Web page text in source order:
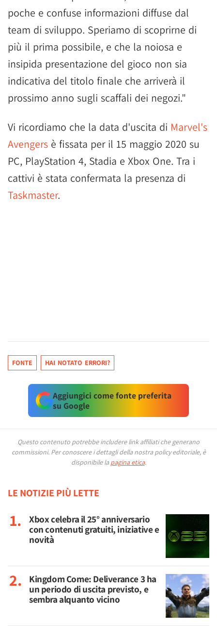
poche e confuse informazioni diffuse dal
team di sviluppo. Speriamo di scoprirne di
più il prima possibile, e che la noiosa e
insipida presentazione del gioco non sia
indicativa del titolo finale che arriverà il
prossimo anno sugli scaffali dei negozi."
Vi ricordiamo che la data d'uscita di Marvel's
Avengers è fissata per il 15 maggio 2020 su
PC, PlayStation 4, Stadia e Xbox One. Tra i
cattivi è stata confermata la presenza di
Taskmaster.
FONTE HAI NOTATO ERRORI?
Aggiungici come fonte preferita
su Google
Questo contenuto potrebbe includere link affiliati che generano
commissioni. Per conoscere i dettagli della nostra policy editoriale, è
disponibile la pagina etica.
LE NOTIZIE PIÙ LETTE
Xbox celebra il 25° anniversario
con contenuti gratuiti, iniziative e
novità
Kingdom Come: Deliverance 3 ha
un periodo di uscita previsto, e
sembra alquanto vicino